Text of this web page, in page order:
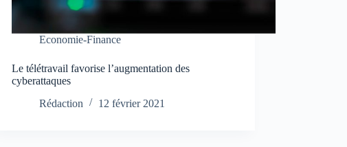
Economie-Finance
Le télétravail favorise l’augmentation des
cyberattaques
Rédaction
12 février 2021